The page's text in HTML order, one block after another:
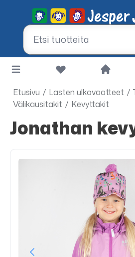
Etusivu / Lasten ulkovaatteet /
Välikausitakit / Kevyttakit
Jonathan